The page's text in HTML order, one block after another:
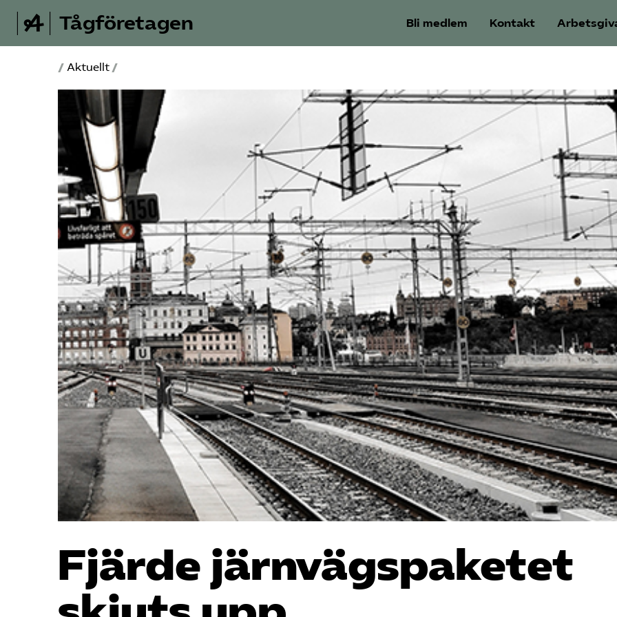
Tågföretagen Bli medlem Kontakt
/ Aktuellt /
Fjärde järnvägspaketet